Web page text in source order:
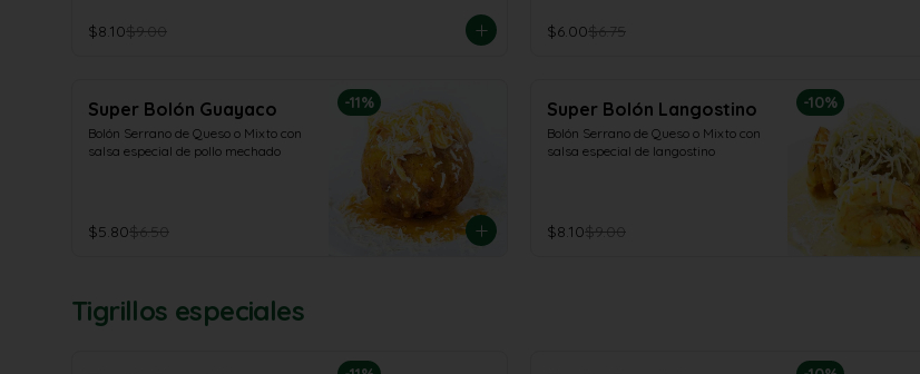
$8.10$9.00 $6.00$6.75
-11%
Super Bolón Guayaco
Bolón Serrano de Queso o Mixto con
salsa especial de pollo mechado
$5.80$6.50
-10%
Super Bolón Langostino
Bolón Serrano de Queso o Mixto con
salsa especial de langostino
$8.10$9.00
Tigrillos especiales